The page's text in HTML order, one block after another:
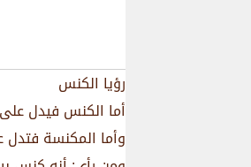
رؤيا الكنس
أما الكنس فيدل
وأما المكنسة